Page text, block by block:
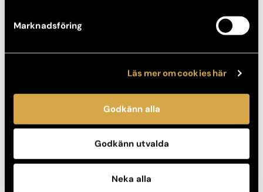
Marknadsföring
Läs mer om cookies här
Godkänn alla
Godkänn utvalda
Neka alla
Läs mer här om Ögonlocksoperation
eller boka en konsultation
för att få reda på hur en ögonlocksplastik kan fungera för just
Boka konsultation
Bildgalleri på Ögonlocksplastik
FÖRE EFTER